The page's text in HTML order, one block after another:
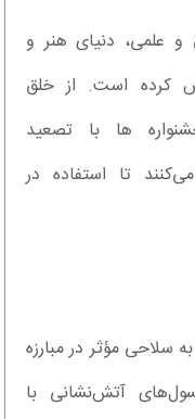
و علمی، دنیای هنر و
کرده است. از خلق
ها با تصعید
تا استفاده در
مؤثر در مبارزه
آتش‌نشانی با